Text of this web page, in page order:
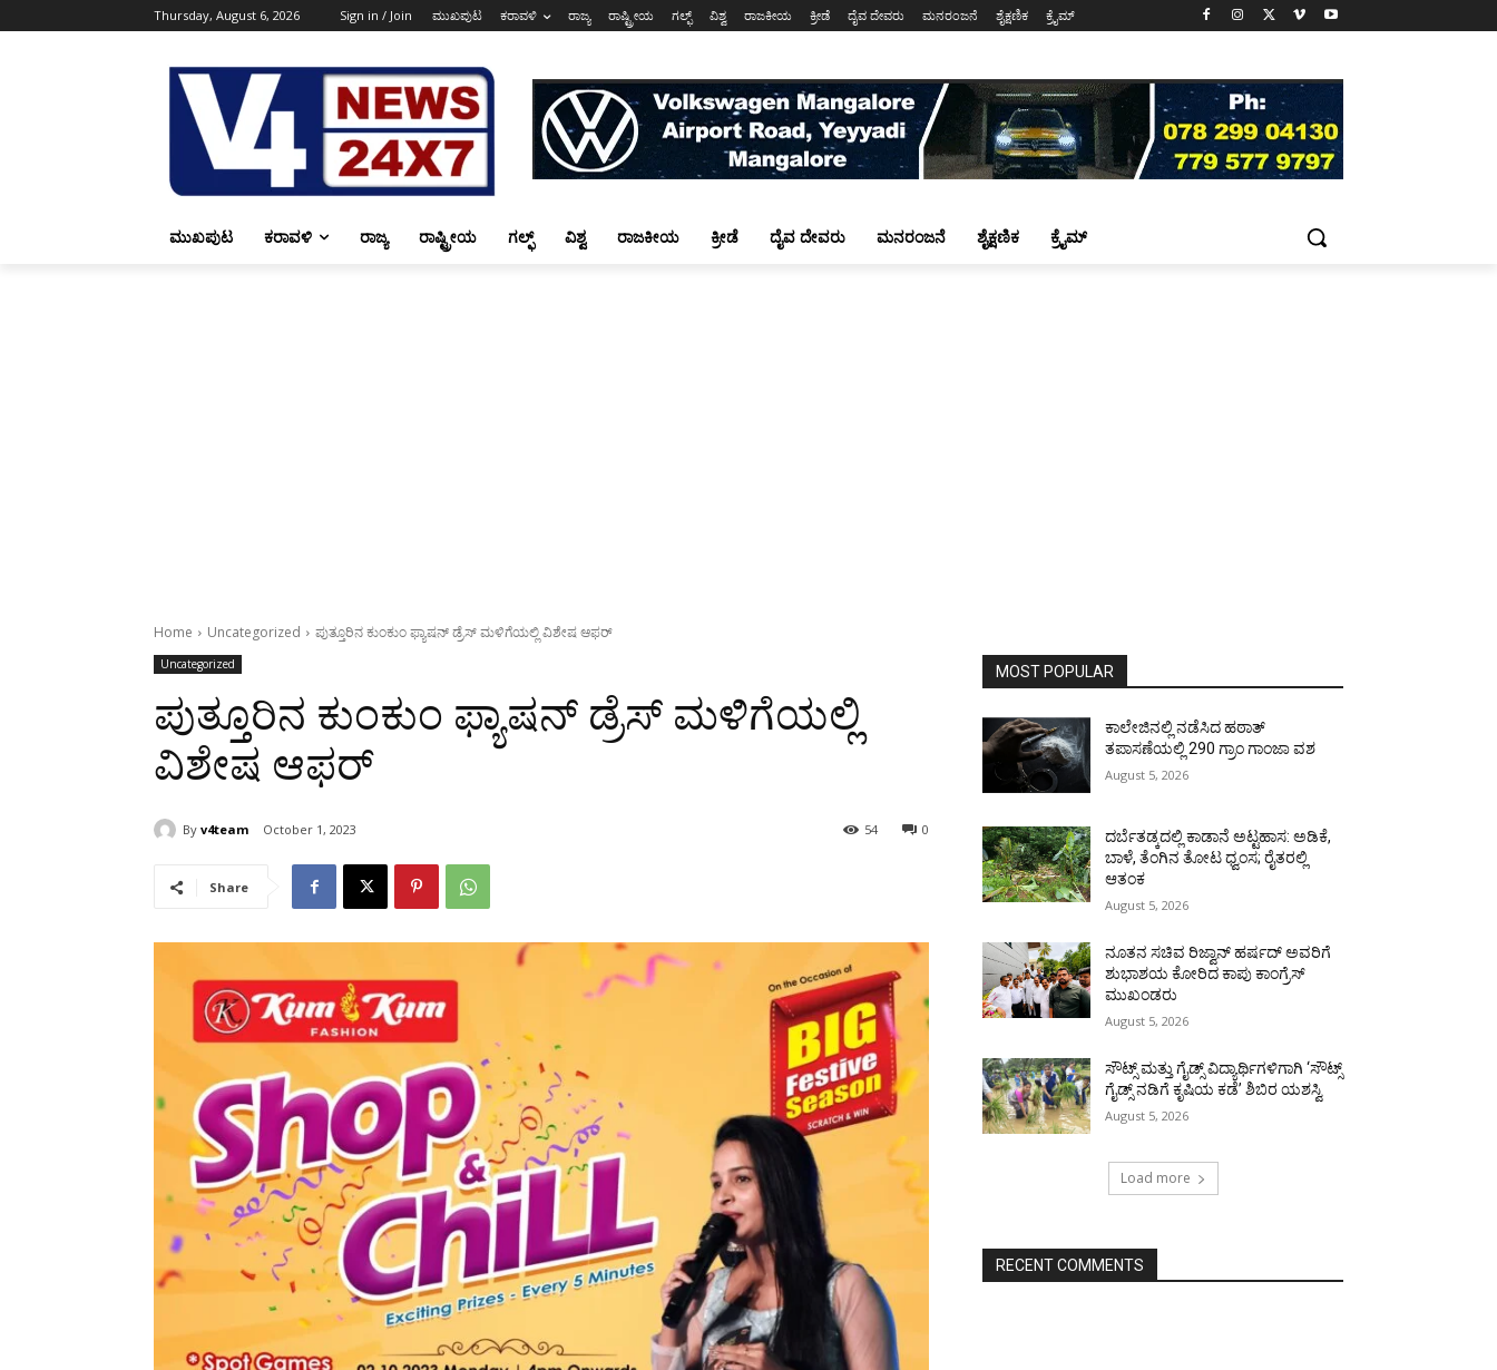
Thursday, August 6, 2026 Sign in / Join ಮುಖಪುಟ ಕರಾವಳಿ ರಾಜ್ಯ ರಾಷ್ಟ್ರೀಯ ಗಲ್ಫ್ ವಿಶ್ವ ರಾಜಕೀಯ ಕ್ರೀಡೆ ದೈವ ದೇವರು ಮನರಂಜನೆ ಶೈಕ್ಷಣಿಕ ಕ್ರೈಮ್
ಮುಖಪುಟ ಕರಾವಳಿ ರಾಜ್ಯ ರಾಷ್ಟ್ರೀಯ ಗಲ್ಫ್ ವಿಶ್ವ ರಾಜಕೀಯ ಕ್ರೀಡೆ ದೈವ ದೇವರು ಮನರಂಜನೆ ಶೈಕ್ಷಣಿಕ ಕ್ರೈಮ್
Home Uncategorized ಪುತ್ತೂರಿನ ಕುಂಕುಂ ಫ್ಯಾಷನ್ ಡ್ರೆಸ್ ಮಳಿಗೆಯಲ್ಲಿ ವಿಶೇಷ ಆಫರ್
Uncategorized
ಪುತ್ತೂರಿನ ಕುಂಕುಂ ಫ್ಯಾಷನ್ ಡ್ರೆಸ್ ಮಳಿಗೆಯಲ್ಲಿ
ವಿಶೇಷ ಆಫರ್
By v4team October 1, 2023 0
54
Share
MOST POPULAR
ಕಾಲೇಜಿನಲ್ಲಿ ನಡೆಸಿದ ಹಠಾತ್
ತಪಾಸಣೆಯಲ್ಲಿ 290 ಗ್ರಾಂ ಗಾಂಜಾ ವಶ
August 5, 2026
ದರ್ಬೆತಡ್ಕದಲ್ಲಿ ಕಾಡಾನೆ ಅಟ್ಟಹಾಸ: ಅಡಿಕೆ,
ಬಾಳೆ, ತೆಂಗಿನ ತೋಟ ಧ್ವಂಸ; ರೈತರಲ್ಲಿ
ಆತಂಕ
August 5, 2026
ನೂತನ ಸಚಿವ ರಿಜ್ವಾನ್ ಹರ್ಷದ್ ಅವರಿಗೆ
ಶುಭಾಶಯ ಕೋರಿದ ಕಾಪು ಕಾಂಗ್ರೆಸ್
ಮುಖಂಡರು
August 5, 2026
ಸೌಟ್ಸ್ ಮತ್ತು ಗೈಡ್ಸ್ ವಿದ್ಯಾರ್ಥಿಗಳಿಗಾಗಿ ‘ಸೌಟ್ಸ್
ಗೈಡ್ಸ್ ನಡಿಗೆ ಕೃಷಿಯ ಕಡೆ’ ಶಿಬಿರ ಯಶಸ್ವಿ
August 5, 2026
Load more
RECENT COMMENTS